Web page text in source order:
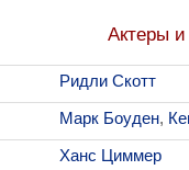
Актеры
Ридли Скотт
Марк Боуден,
Ханс Циммер